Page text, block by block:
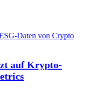
auf Krypto-